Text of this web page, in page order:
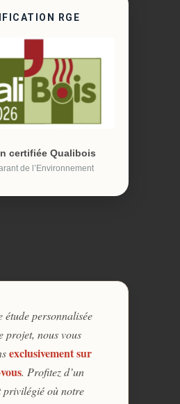
RGE
certifiée Qualibois
de l’Environnement
étude personnalisée
projet, nous vous
exclusivement sur
. Profitez d’un
privilégié où notre